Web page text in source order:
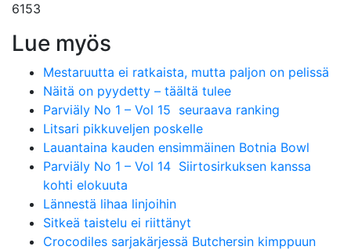
6153
Lue myös
Mestaruutta ei ratkaista, mutta paljon on pelissä
Näitä on pyydetty – täältä tulee
Parviäly No 1 – Vol 15 seuraava ranking
Litsari pikkuveljen poskelle
Lauantaina kauden ensimmäinen Botnia Bowl
Parviäly No 1 – Vol 14 Siirtosirkuksen kanssa
kohti elokuuta
Lännestä lihaa linjoihin
Sitkeä taistelu ei riittänyt
Crocodiles sarjakärjessä Butchersin kimppuun